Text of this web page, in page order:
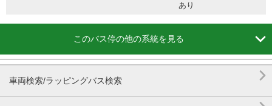
あり
このバス停の他の系統を見る 
車両検索/ラッピングバス検索 